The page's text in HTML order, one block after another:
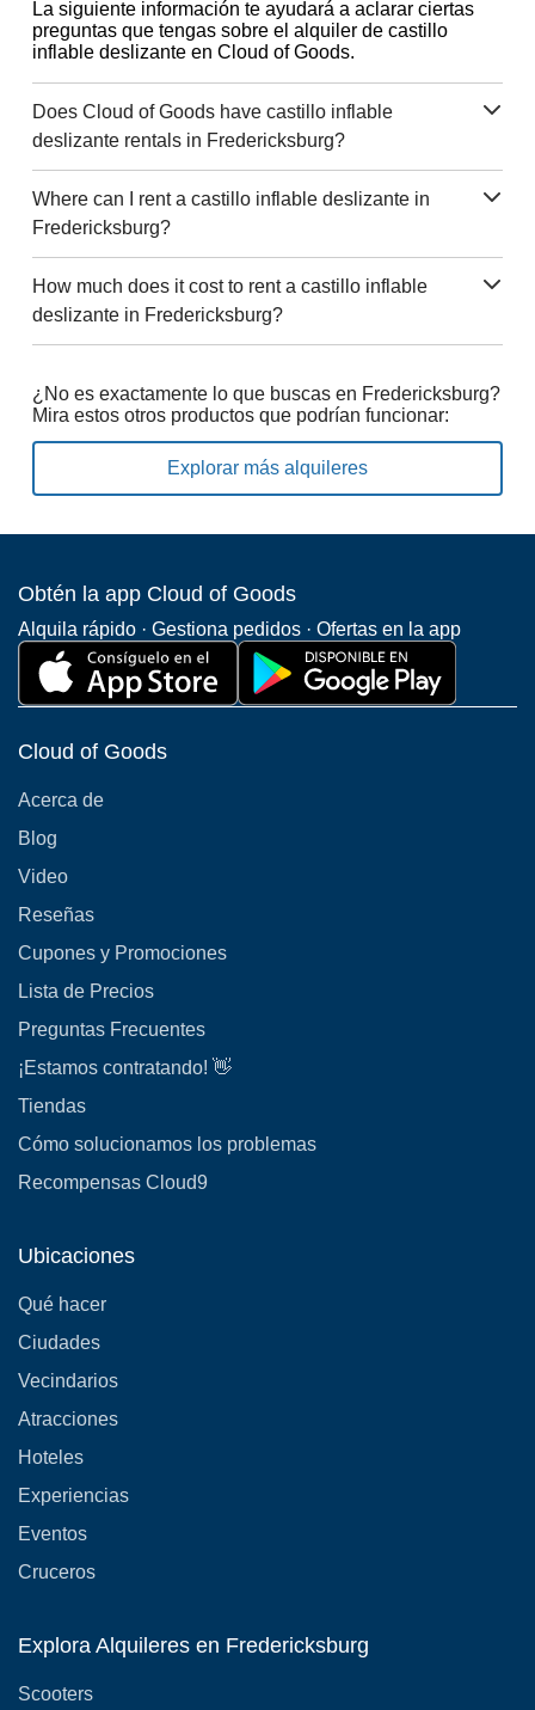
La siguiente información te ayudará a aclarar ciertas
preguntas que tengas sobre el alquiler de castillo
inflable deslizante en Cloud of Goods.
Does Cloud of Goods have castillo inflable
deslizante rentals in Fredericksburg?
Where can I rent a castillo inflable deslizante in
Fredericksburg?
How much does it cost to rent a castillo inflable
deslizante in Fredericksburg?
¿No es exactamente lo que buscas en Fredericksburg?
Mira estos otros productos que podrían funcionar:
Explorar más alquileres
Obtén la app Cloud of Goods
Alquila rápido · Gestiona pedidos · Ofertas en la app
Cloud of Goods
Acerca de
Blog
Video
Reseñas
Cupones y Promociones
Lista de Precios
Preguntas Frecuentes
¡Estamos contratando! 👋
Tiendas
Cómo solucionamos los problemas
Recompensas Cloud9
Ubicaciones
Qué hacer
Ciudades
Vecindarios
Atracciones
Hoteles
Experiencias
Eventos
Cruceros
Explora Alquileres en Fredericksburg
Scooters